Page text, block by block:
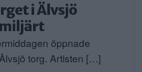
i Älvsjö
öppnade
torg. Artisten […]